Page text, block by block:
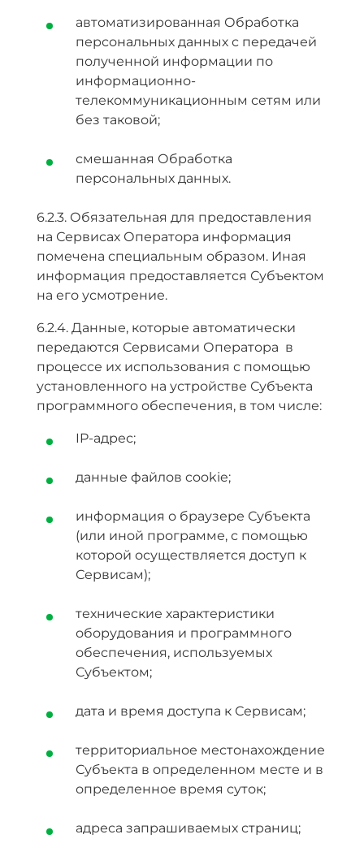
автоматизированная Обработка
персональных данных с передачей
полученной информации по
информационно-
телекоммуникационным сетям или
без таковой;
смешанная Обработка
персональных данных.
6.2.3. Обязательная для предоставления
на Сервисах Оператора информация
помечена специальным образом. Иная
информация предоставляется Субъектом
на его усмотрение.
6.2.4. Данные, которые автоматически
передаются Сервисами Оператора в
процессе их использования с помощью
установленного на устройстве Субъекта
программного обеспечения, в том числе:
IP-адрес;
данные файлов cookie;
информация о браузере Субъекта
(или иной программе, с помощью
которой осуществляется доступ к
Сервисам);
технические характеристики
оборудования и программного
обеспечения, используемых
Субъектом;
дата и время доступа к Сервисам;
территориальное местонахождение
Субъекта в определенном месте и в
определенное время суток;
адреса запрашиваемых страниц;